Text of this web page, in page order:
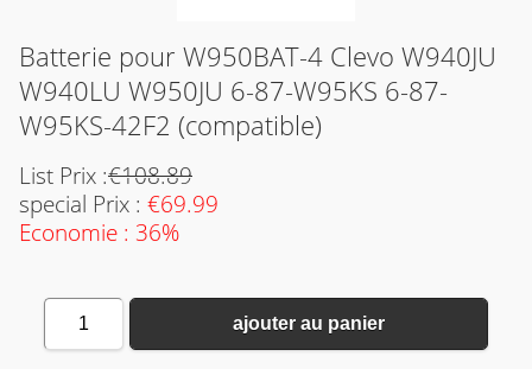
Batterie pour W950BAT-4 Clevo W940JU
W940LU W950JU 6-87-W95KS 6-87-
W95KS-42F2 (compatible)
List Prix :€108.89
special Prix : €69.99
Economie : 36%
1 ajouter au panier